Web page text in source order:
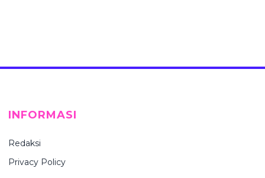
INFORMASI
Redaksi
Privacy Policy